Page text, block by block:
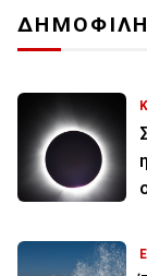
ΔΗΜΟΦΙΛΗ